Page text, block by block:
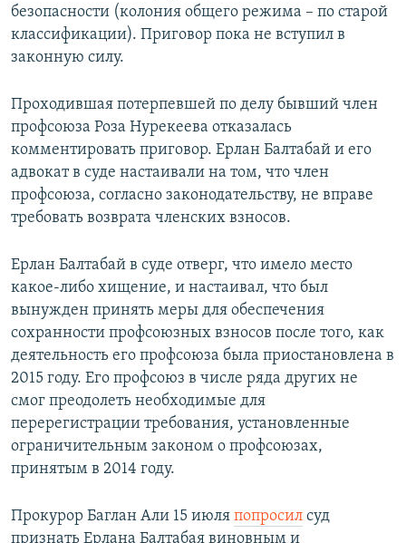
безопасности (колония общего режима – по старой
классификации). Приговор пока не вступил в
законную силу.
Проходившая потерпевшей по делу бывший член
профсоюза Роза Нурекеева отказалась
комментировать приговор. Ерлан Балтабай и его
адвокат в суде настаивали на том, что член
профсоюза, согласно законодательству, не вправе
требовать возврата членских взносов.
Ерлан Балтабай в суде отверг, что имело место
какое-либо хищение, и настаивал, что был
вынужден принять меры для обеспечения
сохранности профсоюзных взносов после того, как
деятельность его профсоюза была приостановлена в
2015 году. Его профсоюз в числе ряда других не
смог преодолеть необходимые для
перерегистрации требования, установленные
ограничительным законом о профсоюзах,
принятым в 2014 году.
Прокурор Баглан Али 15 июля попросил суд
признать Ерлана Балтабая виновным и